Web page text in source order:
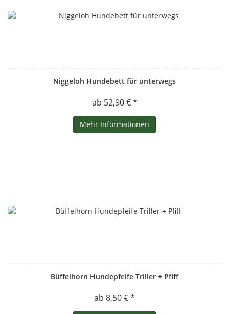
Niggeloh Hundebett für unterwegs
ab 52,90 € *
Mehr Informationen
Büffelhorn Hundepfeife Triller + Pfiff
ab 8,50 € *